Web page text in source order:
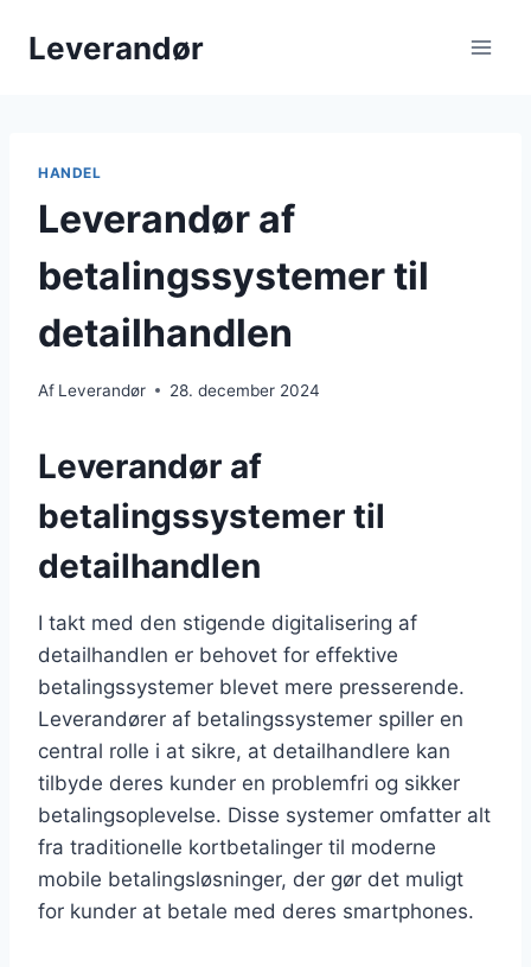
Leverandør
HANDEL
Leverandør af
betalingssystemer til
detailhandlen
Af Leverandør 28. december 2024
Leverandør af
betalingssystemer til
detailhandlen
I takt med den stigende digitalisering af
detailhandlen er behovet for effektive
betalingssystemer blevet mere presserende.
Leverandører af betalingssystemer spiller en
central rolle i at sikre, at detailhandlere kan
tilbyde deres kunder en problemfri og sikker
betalingsoplevelse. Disse systemer omfatter alt
fra traditionelle kortbetalinger til moderne
mobile betalingsløsninger, der gør det muligt
for kunder at betale med deres smartphones.